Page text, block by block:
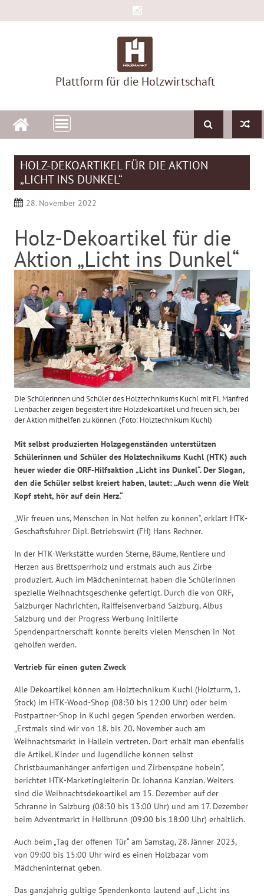
to
Plattform für die Holzwirtschaft
HOLZ-DEKOARTIKEL FÜR DIE AKTION
„LICHT INS DUNKEL“
28. November 2022
Holz-Dekoartikel für die
Aktion „Licht ins Dunkel“
Die Schülerinnen und Schüler des Holztechnikums Kuchl mit FL Manfred
Lienbacher zeigen begeistert ihre Holzdekoartikel und freuen sich, bei
der Aktion mithelfen zu können. (Foto: Holztechnikum Kuchl)
Mit selbst produzierten Holzgegenständen unterstützen
Schülerinnen und Schüler des Holztechnikums Kuchl (HTK) auch
heuer wieder die ORF-Hilfsaktion „Licht ins Dunkel“. Der Slogan,
den die Schüler selbst kreiert haben, lautet: „Auch wenn die Welt
Kopf steht, hör auf dein Herz.“
„Wir freuen uns, Menschen in Not helfen zu können“, erklärt HTK-
Geschäftsführer Dipl. Betriebswirt (FH) Hans Rechner.
In der HTK-Werkstätte wurden Sterne, Bäume, Rentiere und
Herzen aus Brettsperrholz und erstmals auch aus Zirbe
produziert. Auch im Mädcheninternat haben die Schülerinnen
spezielle Weihnachtsgeschenke gefertigt. Durch die von ORF,
Salzburger Nachrichten, Raiffeisenverband Salzburg, Albus
Salzburg und der Progress Werbung initiierte
Spendenpartnerschaft konnte bereits vielen Menschen in Not
geholfen werden.
Vertrieb für einen guten Zweck
Alle Dekoartikel können am Holztechnikum Kuchl (Holzturm, 1.
Stock) im HTK-Wood-Shop (08:30 bis 12:00 Uhr) oder beim
Postpartner-Shop in Kuchl gegen Spenden erworben werden.
„Erstmals sind wir von 18. bis 20. November auch am
Weihnachtsmarkt in Hallein vertreten. Dort erhält man ebenfalls
die Artikel. Kinder und Jugendliche können selbst
Christbaumanhänger anfertigen und Zirbenspäne hobeln“,
berichtet HTK-Marketingleiterin Dr. Johanna Kanzian. Weiters
sind die Weihnachtsdekoartikel am 15. Dezember auf der
Schranne in Salzburg (08:30 bis 13:00 Uhr) und am 17. Dezember
beim Adventmarkt in Hellbrunn (09:00 bis 18:00 Uhr) erhältlich.
Auch beim „Tag der offenen Tür“ am Samstag, 28. Jänner 2023,
von 09:00 bis 15:00 Uhr wird es einen Holzbazar vom
Mädcheninternat geben.
Das ganzjährig gültige Spendenkonto lautend auf „Licht ins